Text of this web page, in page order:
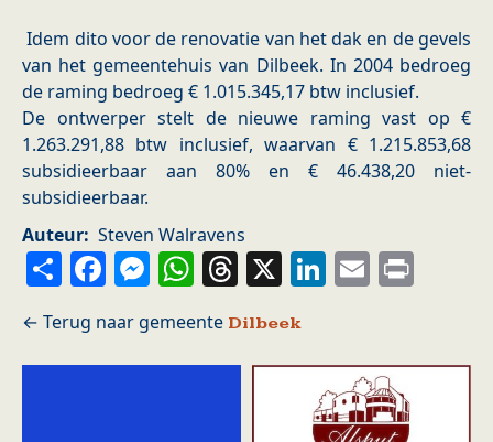
Idem dito voor de renovatie van het dak en de gevels
van het gemeentehuis van Dilbeek. In 2004 bedroeg
de raming bedroeg € 1.015.345,17 btw inclusief.
De ontwerper stelt de nieuwe raming vast op €
1.263.291,88 btw inclusief, waarvan € 1.215.853,68
subsidieerbaar aan 80% en € 46.438,20 niet-
subsidieerbaar.
Auteur Steven Walravens
ShareFacebook
Messenger
WhatsApp
Threads
X LinkedIn
Email
Dilbeek